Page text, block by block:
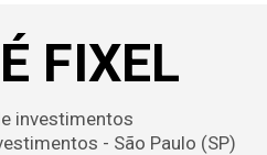
FIXEL
investimentos
- São Paulo (SP)